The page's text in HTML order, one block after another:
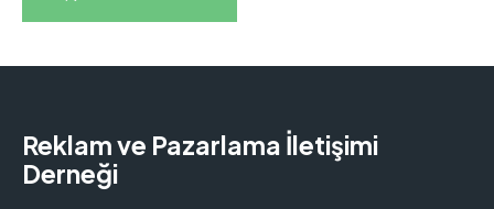
Reklam ve Pazarlama İletişimi
Derneği